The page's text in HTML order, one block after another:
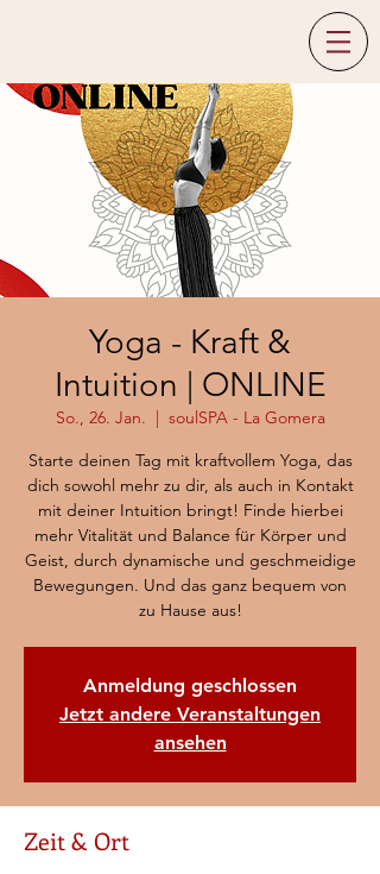
Yoga - Kraft &
Intuition | ONLINE
So., 26. Jan.
  |
soulSPA - La Gomera
Starte deinen Tag mit kraftvollem Yoga, das
dich sowohl mehr zu dir, als auch in Kontakt
mit deiner Intuition bringt! Finde hierbei
mehr Vitalität und Balance für Körper und
Geist, durch dynamische und geschmeidige
Bewegungen. Und das ganz bequem von
zu Hause aus!
Anmeldung geschlossen
Jetzt andere Veranstaltungen
ansehen
Zeit & Ort